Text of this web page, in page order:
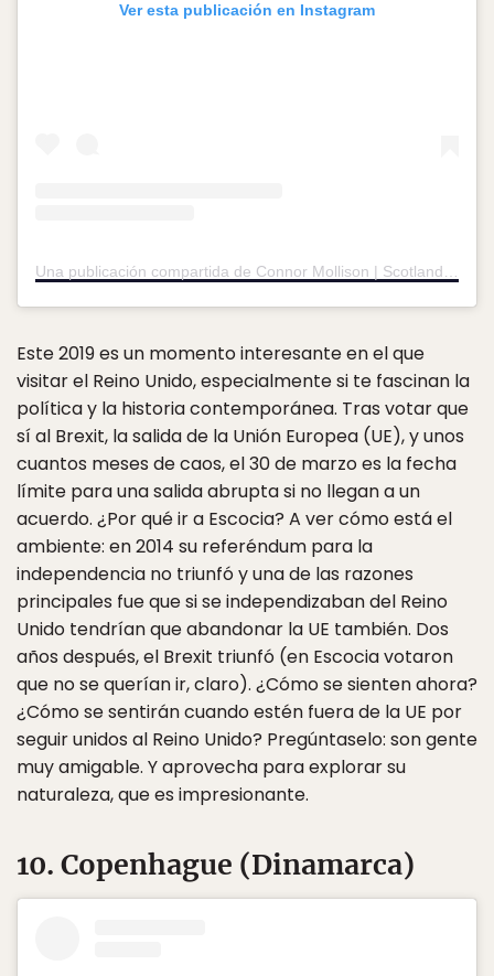
Ver esta publicación en Instagram
Este 2019 es un momento interesante en el que
visitar el Reino Unido, especialmente si te fascinan la
política y la historia contemporánea. Tras votar que
sí al Brexit, la salida de la Unión Europea (UE), y unos
cuantos meses de caos, el 30 de marzo es la fecha
límite para una salida abrupta si no llegan a un
acuerdo. ¿Por qué ir a Escocia? A ver cómo está el
ambiente: en 2014 su referéndum para la
independencia no triunfó y una de las razones
principales fue que si se independizaban del Reino
Unido tendrían que abandonar la UE también. Dos
años después, el Brexit triunfó (en Escocia votaron
que no se querían ir, claro). ¿Cómo se sienten ahora?
¿Cómo se sentirán cuando estén fuera de la UE por
seguir unidos al Reino Unido? Pregúntaselo: son gente
muy amigable. Y aprovecha para explorar su
naturaleza, que es impresionante.
10. Copenhague (Dinamarca)